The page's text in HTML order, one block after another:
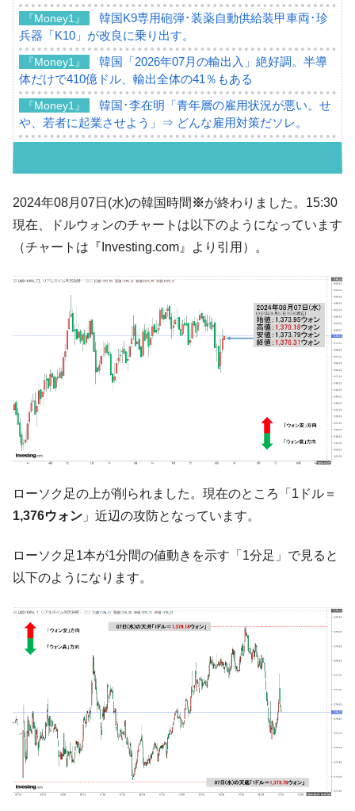
『Money1』
韓国K9専用砲弾･装薬自動供給装甲車両･珍
兵器「K10」が改良に乗り出す。
『Money1』
韓国「2026年07月の輸出入」絶好調。半導
体だけで410億ドル、輸出全体の41％もある
『Money1』
韓国･李在明「青年層の雇用状況が悪い。せ
や、若者に起業させよう」⇒ どんな雇用対策だソレ。
韓国「ここは北朝鮮なのか。選管がサーバ
ーにウソのデータを入力したのは明白だ」
言。
『Money1』
韓国は「中国と同じく」投資に不適格な国
『Money1』
『韓国銀行』が「金の保有量を増やしま
す」⇒「金を経由するドル入手」手段ではないのか？
『Money1』
韓国･外為取引量「1日当たり1,214.4億ド
ル」まで拡大 ⇒ 海外資金の動きに強く左右される状態
『Money1』
韓国･帰ってきた李在明。李在明を支持しな
い「50.5％」に上昇
『Money1』
断
『Money1』
韓国･警察職員が「丸刈りになって抗議活
『Money1』
中国だけが鉄鋼輸出を異常増加させる ⇒ 中
国の過剰生産が世界を蝕む。
種は全般的「不調」⇒ PSIが示す現況は決して良くない。
『Money1』
【米韓激突案件】韓国消費者院が『クーパ
ン』1人当たり賠償10万ウォンを認定 ⇒ 総額3兆7,000億
韓国で猛暑。南東部では干ばつ
『Money1』
韓国型イージス搭載の次世代駆逐艦
「KDDX」1番艦、2032年竣工と公示
『Money1』
【対日本円】ウォン安が急進！ 日米の協調
に韓国がいっちょがみしたのでは。
2024年08月07日(水)の韓国時間 ※が終わりました。15:30
現在、ドルウォンのチャートは以下のようになっています
（チャートは『Investing.com』より引用）。
ローソク足の上が削られました。現在のところ「1ドル＝
1,376ウォン 」近辺の攻防となっています。
ローソク足1本が1分間の値動きを示す「1分足」で見ると
以下のようになります。